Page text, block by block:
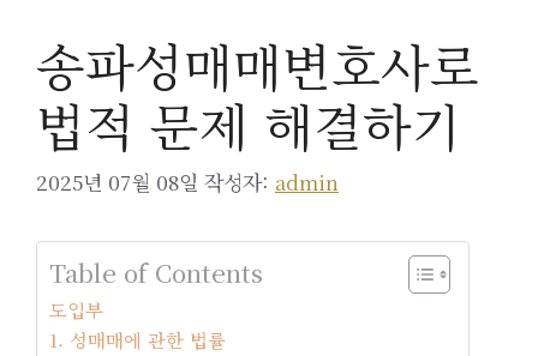
송파성매매변호사로
법적 문제 해결하기
2025년 07월 08일 작성자: admin
Table of Contents
도입부
1. 성매매에 관한 법률